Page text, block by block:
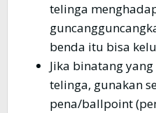
telinga
benda itu bisa
Jika binatang
telinga, gunakan
pena/ballpoint